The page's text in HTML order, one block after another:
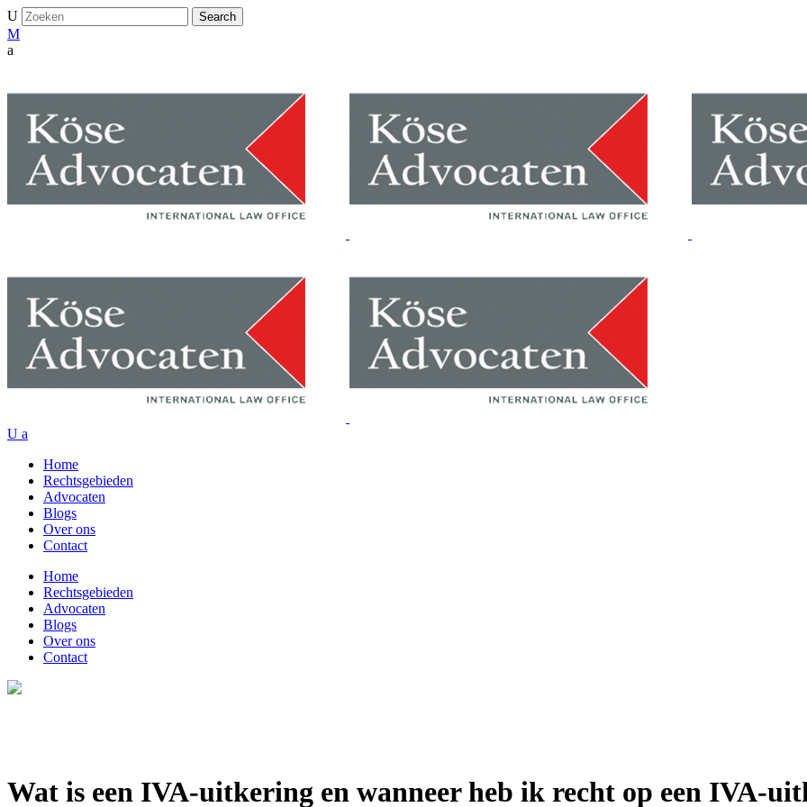
Home
Rechtsgebieden
Advocaten
Blogs
Over ons
Contact
Home
Rechtsgebieden
Advocaten
Blogs
Over ons
Contact
Wat is een IVA-uitkering en wanneer heb ik recht op een IVA-